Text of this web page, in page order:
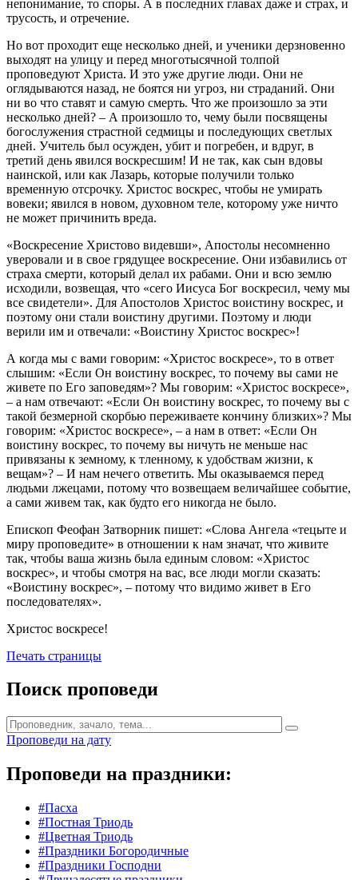
непонимание, то споры. А в последних главах даже и страх, и
трусость, и отречение.
Но вот проходит еще несколько дней, и ученики дерзновенно
выходят на улицу и перед многотысячной толпой
проповедуют Христа. И это уже другие люди. Они не
оглядываются назад, не боятся ни угроз, ни страданий. Они
ни во что ставят и самую смерть. Что же произошло за эти
несколько дней? – А произошло то, чему были посвящены
богослужения страстной седмицы и последующих светлых
дней. Учитель был осужден, убит и погребен, и вдруг, в
третий день явился воскресшим! И не так, как сын вдовы
наинской, или как Лазарь, которые получили только
временную отсрочку. Христос воскрес, чтобы не умирать
вовеки; явился в новом, духовном теле, которому уже ничто
не может причинить вреда.
«Воскресение Христово видевши», Апостолы несомненно
уверовали и в свое грядущее воскресение. Они избавились от
страха смерти, который делал их рабами. Они и всю землю
исходили, возвещая, что «сего Иисуса Бог воскресил, чему мы
все свидетели». Для Апостолов Христос воистину воскрес, и
поэтому они стали воистину другими. Поэтому и люди
верили им и отвечали: «Воистину Христос воскрес»!
А когда мы с вами говорим: «Христос воскресе», то в ответ
слышим: «Если Он воистину воскрес, то почему вы сами не
живете по Его заповедям»? Мы говорим: «Христос воскресе»,
– а нам отвечают: «Если Он воистину воскрес, то почему вы с
такой безмерной скорбью переживаете кончину близких»? Мы
говорим: «Христос воскресе», – а нам в ответ: «Если Он
воистину воскрес, то почему вы ничуть не меньше нас
привязаны к земному, к тленному, к удобствам жизни, к
вещам»? – И нам нечего ответить. Мы оказываемся перед
людьми лжецами, потому что возвещаем величайшее событие,
а сами живем так, как будто его никогда не было.
Епископ Феофан Затворник пишет: «Слова Ангела «тецыте и
миру проповедите» в отношении к нам значат, что живите
так, чтобы ваша жизнь была единым словом: «Христос
воскрес», и чтобы смотря на вас, все люди могли сказать:
«Воистину воскрес», – потому что видимо живет в Его
последователях».
Христос воскресе!
Печать страницы
Поиск проповеди
Проповеди на дату
Проповеди на праздники:
#Пасха
#Постная Триодь
#Цветная Триодь
#Праздники Богородичные
#Праздники Господни